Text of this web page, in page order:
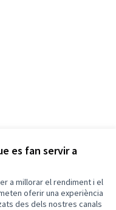
es fan servir a
a millorar el rendiment i el
oferir una experiència
des dels nostres canals